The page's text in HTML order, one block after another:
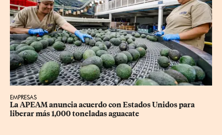
EMPRESAS
La APEAM anuncia acuerdo con Estados Unidos para
liberar más 1,000 toneladas aguacate